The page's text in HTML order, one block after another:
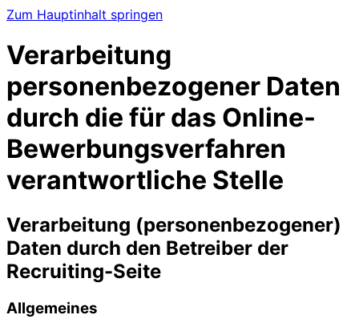
Zum Hauptinhalt springen
Verarbeitung
personenbezogener Daten
durch die für das Online-
Bewerbungsverfahren
verantwortliche Stelle
Verarbeitung (personenbezogener)
Daten durch den Betreiber der
Recruiting-Seite
Allgemeines